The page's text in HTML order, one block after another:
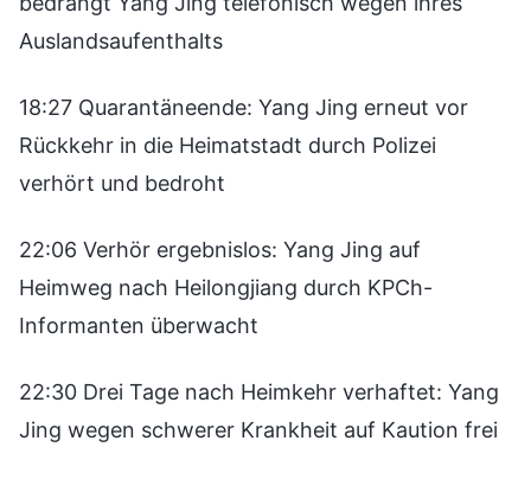
Auslandsaufenthalts
18:27 Quarantäneende: Yang Jing erneut vor
Rückkehr in die Heimatstadt durch Polizei
verhört und bedroht
22:06 Verhör ergebnislos: Yang Jing auf
Heimweg nach Heilongjiang durch KPCh-
Informanten überwacht
22:30 Drei Tage nach Heimkehr verhaftet: Yang
Jing wegen schwerer Krankheit auf Kaution frei